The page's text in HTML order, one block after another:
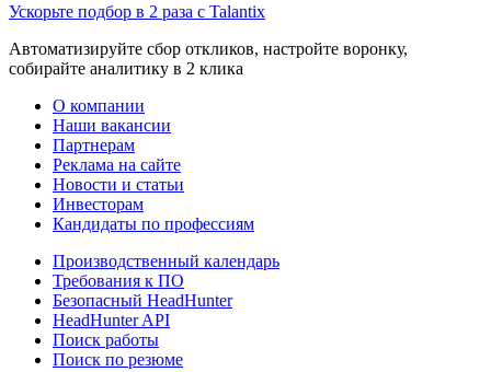
Ускорьте подбор в 2 раза с Talantix
Автоматизируйте сбор откликов, настройте воронку,
собирайте аналитику в 2 клика
О компании
Наши вакансии
Партнерам
Реклама на сайте
Новости и статьи
Инвесторам
Кандидаты по профессиям
Производственный календарь
Требования к ПО
Безопасный HeadHunter
HeadHunter API
Поиск работы
Поиск по резюме